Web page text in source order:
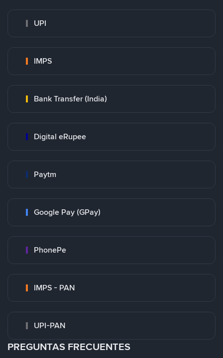
UPI
IMPS
Bank Transfer (India)
Digital eRupee
Paytm
Google Pay (GPay)
PhonePe
IMPS - PAN
UPI-PAN
PREGUNTAS FRECUENTES